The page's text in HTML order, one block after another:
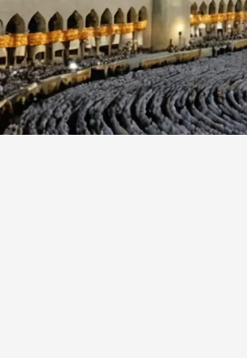
l'omra
14